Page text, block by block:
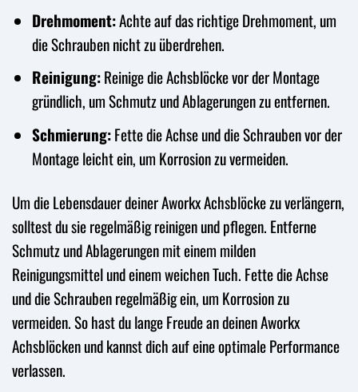
Drehmoment:Achte auf das richtige Drehmoment, um
die Schrauben nicht zu überdrehen.
Reinigung:Reinige die Achsblöcke vor der Montage
gründlich, um Schmutz und Ablagerungen zu entfernen.
Schmierung:Fette die Achse und die Schrauben vor der
Montage leicht ein, um Korrosion zu vermeiden.
Um die Lebensdauer deiner Aworkx Achsblöcke zu verlängern,
solltest du sie regelmäßig reinigen und pflegen. Entferne
Schmutz und Ablagerungen mit einem milden
Reinigungsmittel und einem weichen Tuch. Fette die Achse
und die Schrauben regelmäßig ein, um Korrosion zu
vermeiden. So hast du lange Freude an deinen Aworkx
Achsblöcken und kannst dich auf eine optimale Performance
verlassen.